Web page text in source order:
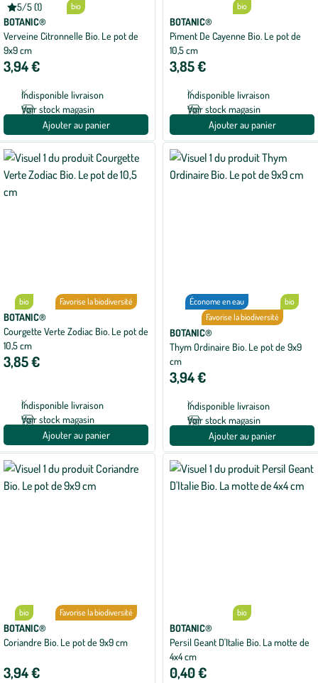
5/5 (1)
Note
moyenne
de
5
sur
5
avec
bio
BOTANIC®
Verveine Citronnelle Bio. Le pot de
9x9 cm
3,94 €
Indisponible livraison
Voir stock magasin
Ajouter au panier
bio
BOTANIC®
Piment De Cayenne Bio. Le pot de
10,5 cm
3,85 €
Indisponible livraison
Voir stock magasin
Ajouter au panier
bio Favorise la biodiversité
BOTANIC®
Courgette Verte Zodiac Bio. Le pot de
10,5 cm
3,85 €
Indisponible livraison
Voir stock magasin
Ajouter au panier
Économe en eau
bio
Favorise la biodiversité
BOTANIC®
Thym Ordinaire Bio. Le pot de 9x9
cm
3,94 €
Indisponible livraison
Voir stock magasin
Ajouter au panier
bio Favorise la biodiversité
BOTANIC®
Coriandre Bio. Le pot de 9x9 cm
3,94 €
bio
BOTANIC®
Persil Geant D'Italie Bio. La motte de
4x4 cm
0,40 €